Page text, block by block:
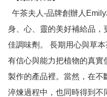
身、心、靈的美好補給品，
佳調味劑。 長期用心與草
有信心與能力把植物的真實
製作的產品裡。當然，在不
淬煉過程中，也同時得到不